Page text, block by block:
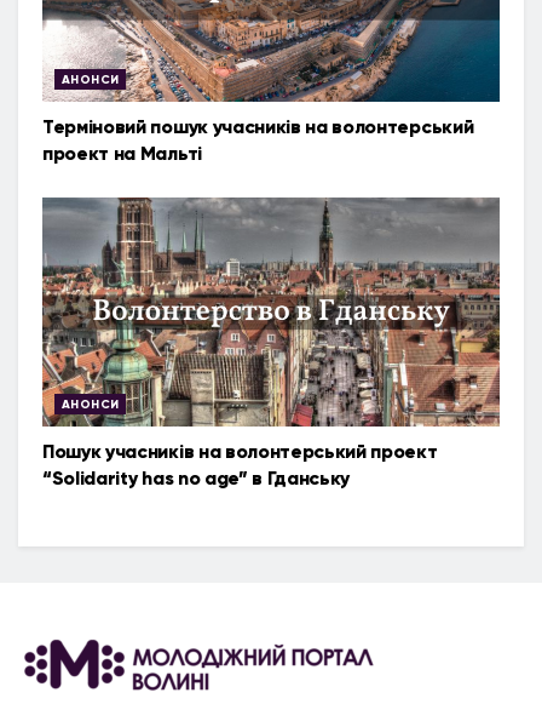
АНОНСИ
Терміновий пошук учасників на волонтерський
проект на Мальті
АНОНСИ
Пошук учасників на волонтерський проект
“Solidarity has no age” в Гданську